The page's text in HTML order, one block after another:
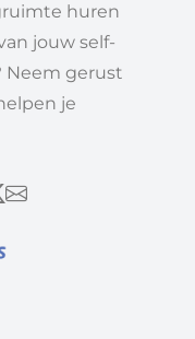
huren
jouw self-
Neem gerust
je